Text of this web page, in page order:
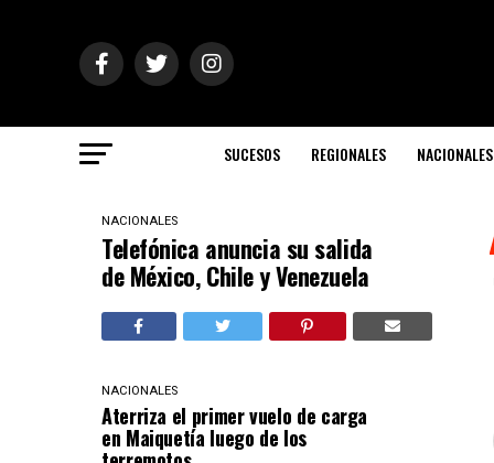
SUCESOS REGIONALES NACIONALES
NACIONALES
Telefónica anuncia su salida
de México, Chile y Venezuela
NACIONALES
Aterriza el primer vuelo de carga
en Maiquetía luego de los